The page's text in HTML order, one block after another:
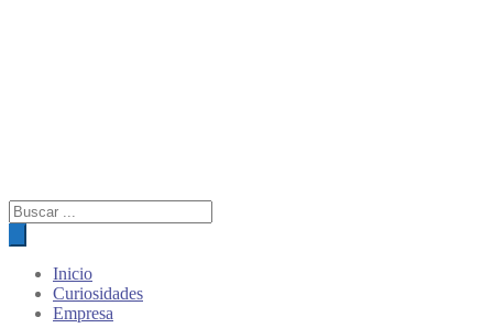
Búsqueda
de
productos
Inicio
Curiosidades
Empresa